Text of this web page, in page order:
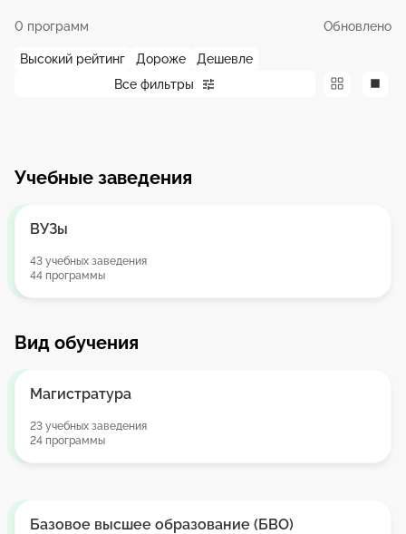
0 программ Обновлено
Все фильтры
Высокий рейтинг Дороже Дешевле
Учебные заведения
ВУЗы
43 учебных заведения
44 программы
Вид обучения
Магистратура
23 учебных заведения
24 программы
Базовое высшее образование (БВО)